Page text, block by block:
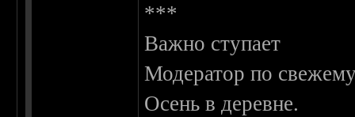
***
Важно ступает
Модератор по
Осень в деревне.